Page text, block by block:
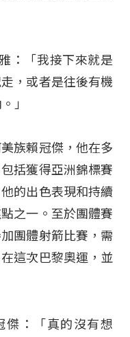
：「我接下來就是
，或者是往後有機
」
族賴冠傑，他在多
括獲得亞洲錦標賽
的出色表現和持續
之一。至於團體賽
團體射箭比賽，需
這次巴黎奧運，並
傑：「真的沒有想